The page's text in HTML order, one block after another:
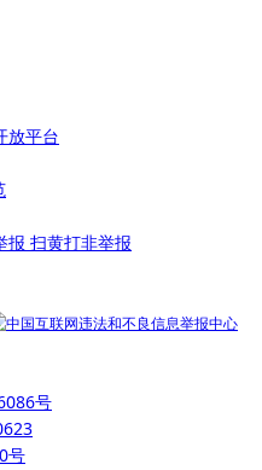
放平台
报 扫黄打非举报
号
号